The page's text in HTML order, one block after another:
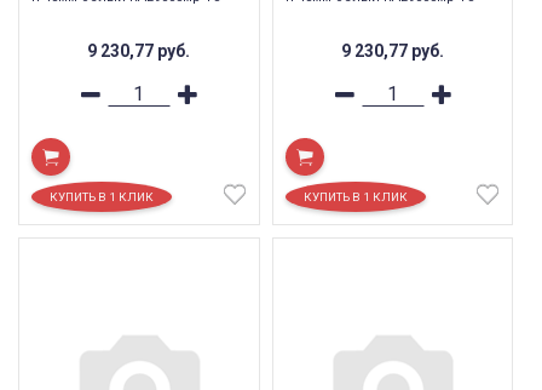
9 230,77 руб. 9 230,77 руб.